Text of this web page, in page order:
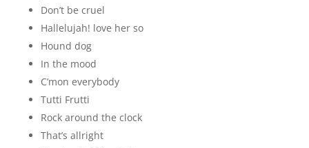
Don’t be cruel
Hallelujah! love her so
Hound dog
In the mood
C’mon everybody
Tutti Frutti
Rock around the clock
That’s allright